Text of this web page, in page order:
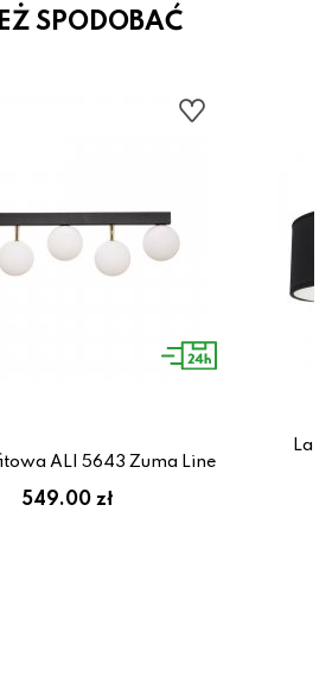
SPODOBAĆ
ALI 5643 Zuma Line
549.00 zł